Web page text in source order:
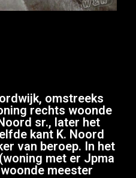
omstreeks
rechts woonde
sr., later het
kant K. Noord
van beroep. In het
met er Jpma
meester